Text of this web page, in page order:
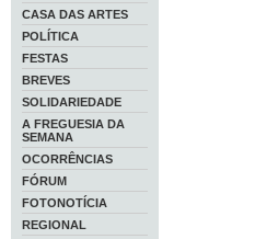
CASA DAS ARTES
POLÍTICA
FESTAS
BREVES
SOLIDARIEDADE
A FREGUESIA DA
SEMANA
OCORRÊNCIAS
FÓRUM
FOTONOTÍCIA
REGIONAL